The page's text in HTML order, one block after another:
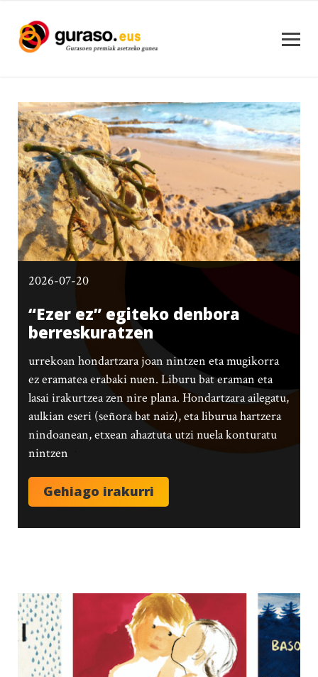
2026-07-20
“Ezer ez” egiteko denbora
berreskuratzen
urrekoan hondartzara joan nintzen eta mugikorra
ez eramatea erabaki nuen. Liburu bat eraman eta
lasai irakurtzea zen nire plana. Hondartzara ailegatu,
aulkian eseri (señora bat naiz), eta liburua hartzera
nindoanean, etxean ahaztuta utzi nuela konturatu
nintzen